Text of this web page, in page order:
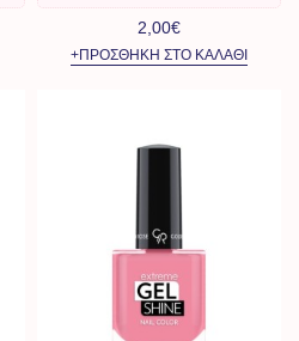
2,00€
+ΠΡΟΣΘΉΚΗ ΣΤΟ ΚΑΛΆΘΙ